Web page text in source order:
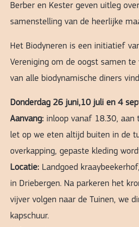
Berber en Kester geven uitleg
samenstelling van de heerlijke
Het Biodyneren is een initiatief
Vereniging om de oogst samen te
van alle biodynamische diners
Donderdag 26 juni,10 juli en 4
Aanvang: inloop vanaf 18.30, aan
let op we eten altijd buiten in de
overkapping, gepaste kleding
Locatie: Landgoed
in Driebergen. Na parkeren het
vijver volgen naar de Tuinen, we
kapschuur.